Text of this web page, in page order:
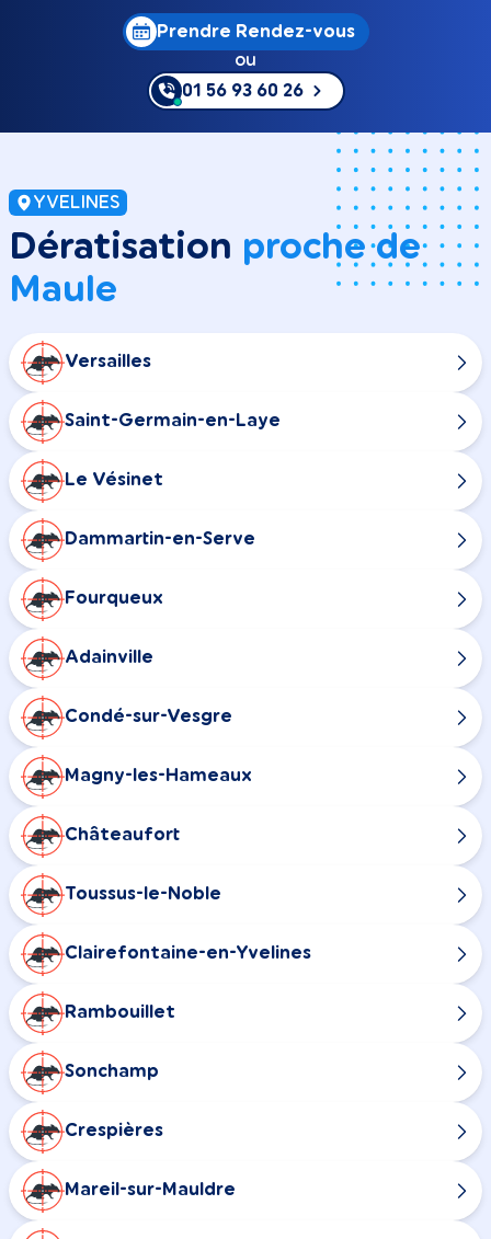
Prendre Rendez-vous
ou
01 56 93 60 26
YVELINES
Dératisation proche de
Maule
Versailles
Saint-Germain-en-Laye
Le Vésinet
Dammartin-en-Serve
Fourqueux
Adainville
Condé-sur-Vesgre
Magny-les-Hameaux
Châteaufort
Toussus-le-Noble
Clairefontaine-en-Yvelines
Rambouillet
Sonchamp
Crespières
Mareil-sur-Mauldre